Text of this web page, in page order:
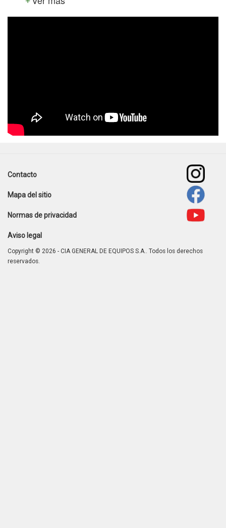
Footer
menu
Contacto
Mapa del sitio
Normas de privacidad
Aviso legal
Copyright © 2026 - CIA GENERAL DE EQUIPOS S.A.. Todos los derechos
reservados.